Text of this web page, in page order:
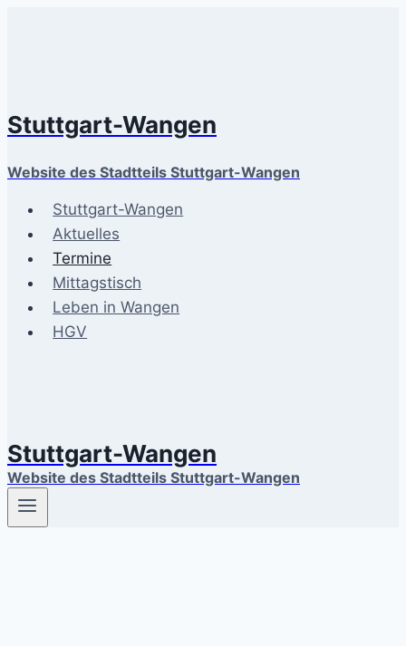
Stuttgart-Wangen
Website des Stadtteils Stuttgart-Wangen
Stuttgart-Wangen
Aktuelles
Termine
Mittagstisch
Leben in Wangen
HGV
Stuttgart-Wangen
Website des Stadtteils Stuttgart-Wangen